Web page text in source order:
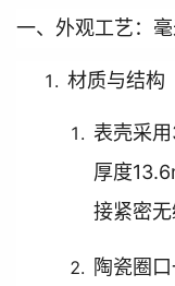
一、外观工艺：
材质与结构
表壳采
厚度
接紧密无
陶瓷圈